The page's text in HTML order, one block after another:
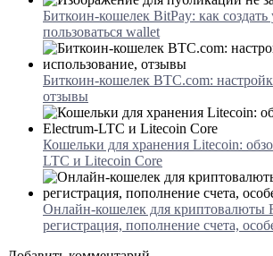
Биткоин-кошелек BitPay: как
пользоваться wallet
Биткоин-кошелек BTC.com:
отзывы
Кошельки для хранения Litecoin:
LTC и Litecoin Core
Онлайн-кошелек для криптовалюты
регистрация, пополнение счета,